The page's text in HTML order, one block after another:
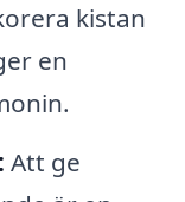
kistan
en
Att ge